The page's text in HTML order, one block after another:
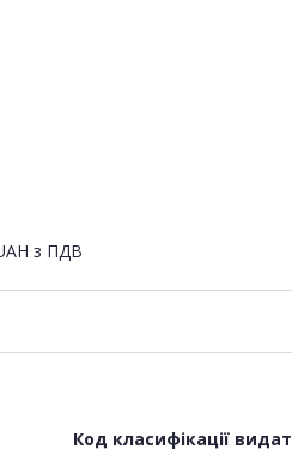
з ПДВ
Код класифікації